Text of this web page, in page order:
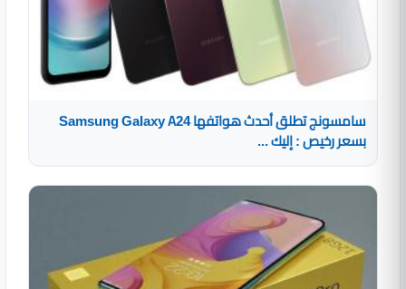
سامسونج تطلق أحدث هواتفها Samsung Galaxy A24
بسعر رخيص : إليك ...